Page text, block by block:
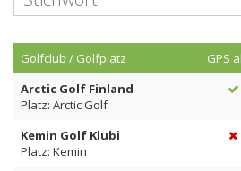
Golfclub / Golfplatz GPS
Arctic Golf Finland
Platz: Arctic Golf
Kemin Golf Klubi
Platz: Kemin